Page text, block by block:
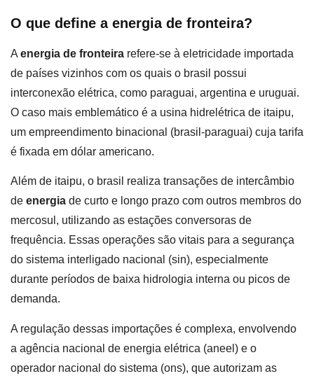
O que define a energia de fronteira?
A energia de fronteira refere-se à eletricidade importada
de países vizinhos com os quais o brasil possui
interconexão elétrica, como paraguai, argentina e uruguai.
O caso mais emblemático é a usina hidrelétrica de itaipu,
um empreendimento binacional (brasil-paraguai) cuja tarifa
é fixada em dólar americano.
Além de itaipu, o brasil realiza transações de intercâmbio
de energia de curto e longo prazo com outros membros do
mercosul, utilizando as estações conversoras de
frequência. Essas operações são vitais para a segurança
do sistema interligado nacional (sin), especialmente
durante períodos de baixa hidrologia interna ou picos de
demanda.
A regulação dessas importações é complexa, envolvendo
a agência nacional de energia elétrica (aneel) e o
operador nacional do sistema (ons), que autorizam as